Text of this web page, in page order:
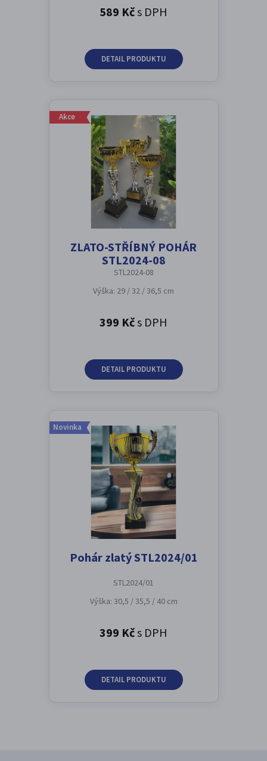
589 Kčs DPH
DETAIL PRODUKTU
Akce
ZLATO-STŘÍBNÝ POHÁR
STL2024-08
STL2024-08
Výška: 29 / 32 / 36,5 cm
399 Kčs DPH
DETAIL PRODUKTU
Novinka
Pohár zlatý STL2024/01
STL2024/01
Výška: 30,5 / 35,5 / 40 cm
399 Kčs DPH
DETAIL PRODUKTU